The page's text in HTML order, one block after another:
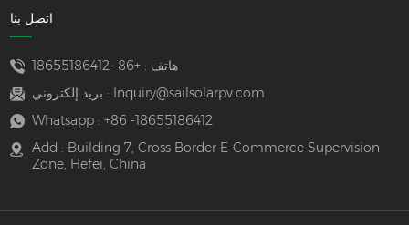
اتصل بنا
هاتف :+86 -18655186412
بريد إلكتروني :
Inquiry@sailsolarpv.com
Whatsapp : +86 -18655186412
Add : Building 7, Cross Border E-Commerce Supervision
Zone, Hefei, China